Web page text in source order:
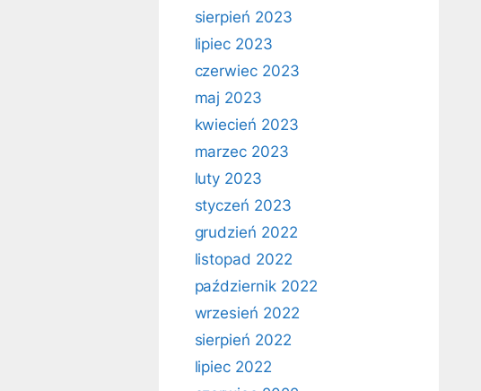
sierpień 2023
lipiec 2023
czerwiec 2023
maj 2023
kwiecień 2023
marzec 2023
luty 2023
styczeń 2023
grudzień 2022
listopad 2022
październik 2022
wrzesień 2022
sierpień 2022
lipiec 2022